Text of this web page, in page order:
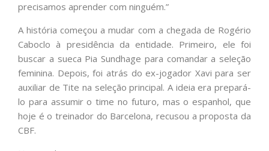
precisamos aprender com ninguém.”
A história começou a mudar com a chegada de Rogério
Caboclo à presidência da entidade. Primeiro, ele foi
buscar a sueca Pia Sundhage para comandar a seleção
feminina. Depois, foi atrás do ex-jogador Xavi para ser
auxiliar de Tite na seleção principal. A ideia era prepará-
lo para assumir o time no futuro, mas o espanhol, que
hoje é o treinador do Barcelona, recusou a proposta da
CBF.